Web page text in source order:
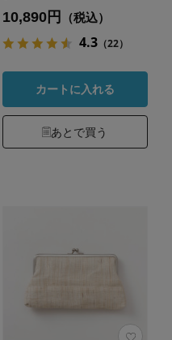
10,890円 （税込）
4.3（22）
カートに入れる
あとで買う